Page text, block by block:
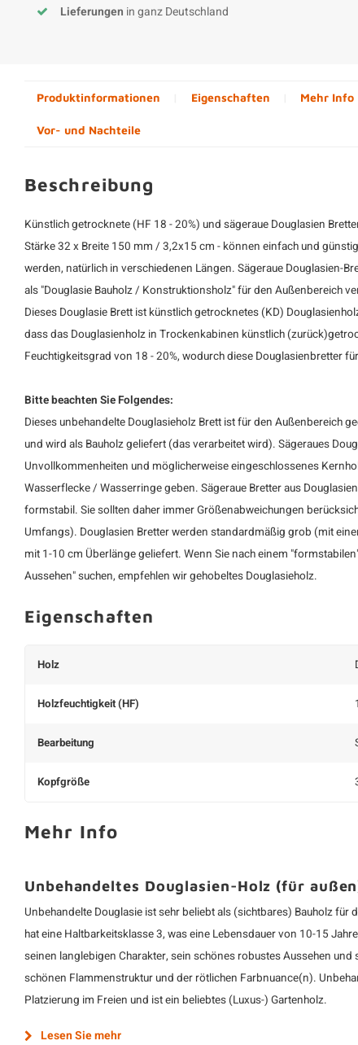
Lieferungen in ganz Deutschland
Produktinformationen Eigenschaften Mehr Info
Vor- und Nachteile
Beschreibung
Künstlich getrocknete (HF 18 - 20%) und sägeraue Douglasien
Stärke 32 x Breite 150 mm / 3,2x15 cm - können einfach und
werden, natürlich in verschiedenen Längen. Sägeraue Douglasien-
als "Douglasie Bauholz / Konstruktionsholz" für den Außenbereich
Dieses Douglasie Brett ist künstlich getrocknetes (KD)
dass das Douglasienholz in Trockenkabinen künstlich
Feuchtigkeitsgrad von 18 - 20%, wodurch diese Douglasienbretter
Bitte beachten Sie Folgendes:
Dieses unbehandelte Douglasieholz Brett ist für den Außenbereich
und wird als Bauholz geliefert (das verarbeitet wird). Sägeraues
Unvollkommenheiten und möglicherweise eingeschlossenes
Wasserflecke / Wasserringe geben. Sägeraue Bretter aus
formstabil. Sie sollten daher immer Größenabweichungen
Umfangs). Douglasien Bretter werden standardmäßig grob (mit
mit 1-10 cm Überlänge geliefert. Wenn Sie nach einem
Aussehen" suchen, empfehlen wir gehobeltes Douglasieholz.
Eigenschaften
Holz
Holzfeuchtigkeit (HF)
Bearbeitung
Kopfgröße
Mehr Info
Unbehandeltes Douglasien-Holz (für
Unbehandelte Douglasie ist sehr beliebt als (sichtbares) Bauholz für
hat eine Haltbarkeitsklasse 3, was eine Lebensdauer von 10-15
seinen langlebigen Charakter, sein schönes robustes Aussehen
schönen Flammenstruktur und der rötlichen Farbnuance(n).
Platzierung im Freien und ist ein beliebtes (Luxus-) Gartenholz.
Lesen Sie mehr